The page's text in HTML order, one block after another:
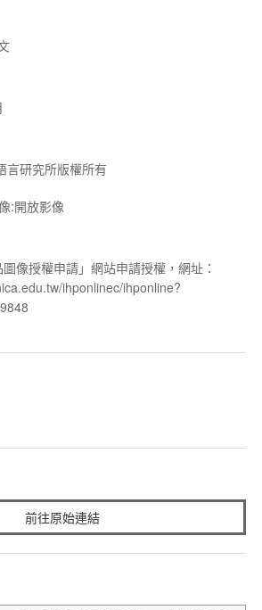
言研究所版權所有
:開放影像
像授權申請」網站申請授權，網址：
ihponlinec/ihponline?
前往原始連結